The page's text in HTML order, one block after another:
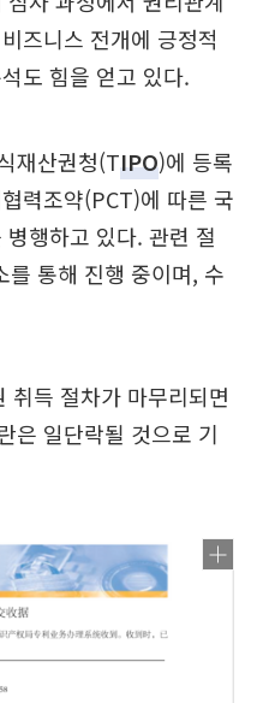
즈니스 전개에 긍정적
도 힘을 얻고 있다.
재산권청(TIPO)에 등록
력조약(PCT)에 따른 국
행하고 있다. 관련 절
를 통해 진행 중이며, 수
취득 절차가 마무리되면
은 일단락될 것으로 기